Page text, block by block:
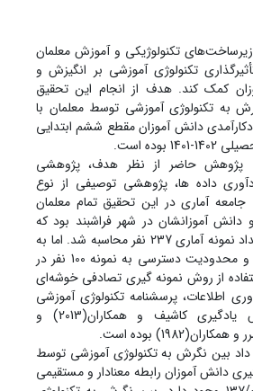
تکنولوژیکی و آموزش معلمان
تکنولوژی آموزشی بر انگیزش و
کمک کند. هدف از انجام این تحقیق
به تکنولوژی آموزشی توسط معلمان با
دانش آموزان مقطع ششم ابتدایی
بوده است.
پژوهش حاضر از نظر هدف، پژوهشی
داده ها، پژوهشی توصیفی از نوع
آماری در این تحقیق تمام معلمان
آموزانشان در شهر فراشبند بود که
طبق جدول مورگان تعداد نمونه آماری 237 نفر محاسبه شد. اما به
دلیل نوع روش آماری و محدودیت دسترسی به نمونه 100 نفر در
از روش نمونه گیری تصادفی خوشه‌ای
اطلاعات، پرسشنامه تکنولوژی آموزشی
یاکووز(2005)، انگیزش یادگیری کاشیف و همکاران(2013) و
بوده است.
داد بین نگرش به تکنولوژی آموزشی توسط
دانش آموزان رابطه معنادار و مستقیمی